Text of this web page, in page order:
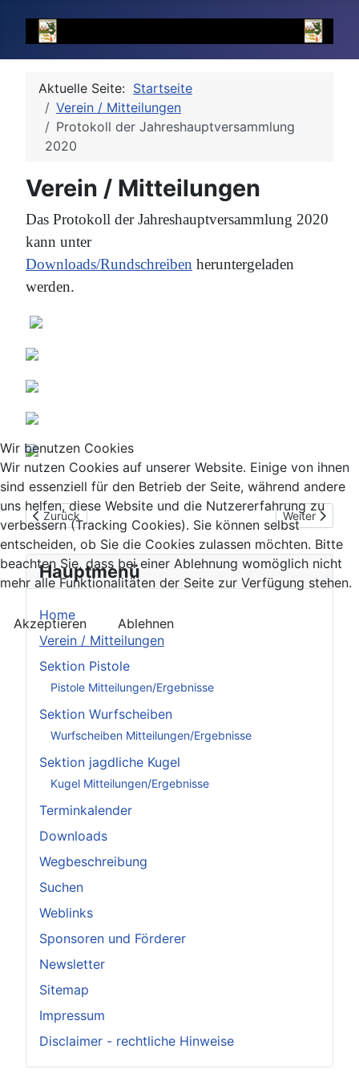
Hauptmenü
Home
Verein / Mitteilungen
Sektion Pistole
Pistole Mitteilungen/Ergebnisse
Sektion Wurfscheiben
Wurfscheiben Mitteilungen/Ergebnisse
Sektion jagdliche Kugel
Kugel Mitteilungen/Ergebnisse
Terminkalender
Downloads
Wegbeschreibung
Suchen
Weblinks
Sponsoren und Förderer
Newsletter
Sitemap
Impressum
Disclaimer - rechtliche Hinweise
Aktuelle Seite: Startseite
Verein / Mitteilungen
Protokoll der Jahreshauptversammlung
2020
Verein / Mitteilungen
Das Protokoll der Jahreshauptversammlung 2020
kann unter
Downloads/Rundschreiben heruntergeladen
werden.
Vorheriger Beitrag: Internationale IAU Bewerbe für 2020
Zurück Nächster
Weiter
Wir benutzen Cookies
Wir nutzen Cookies auf unserer Website. Einige von ihnen
sind essenziell für den Betrieb der Seite, während andere
uns helfen, diese Website und die Nutzererfahrung zu
verbessern (Tracking Cookies). Sie können selbst
entscheiden, ob Sie die Cookies zulassen möchten. Bitte
beachten Sie, dass bei einer Ablehnung womöglich nicht
mehr alle Funktionalitäten der Seite zur Verfügung stehen.
Akzeptieren Ablehnen